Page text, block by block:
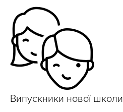
Випускники нової школи